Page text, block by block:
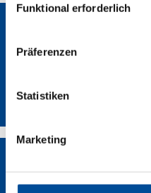
Funktional erforderlich
Präferenzen
Statistiken
Marketing